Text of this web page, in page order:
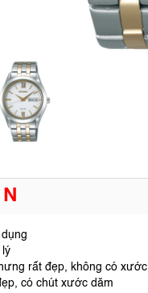
N
lý
rất đẹp, không có xước
có chút xước dăm